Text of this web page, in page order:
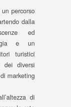
percorso
dalla
ed
e un
turistici
dei diversi
marketing
di